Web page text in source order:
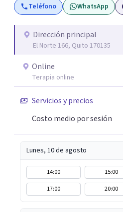
Teléfono WhatsApp
Dirección principal
El Norte 166, Quito 170135
Online
Terapia online
Servicios y precios
Costo medio por sesión
Lunes, 10 de agosto
14:00 15:00
17:00
20:00